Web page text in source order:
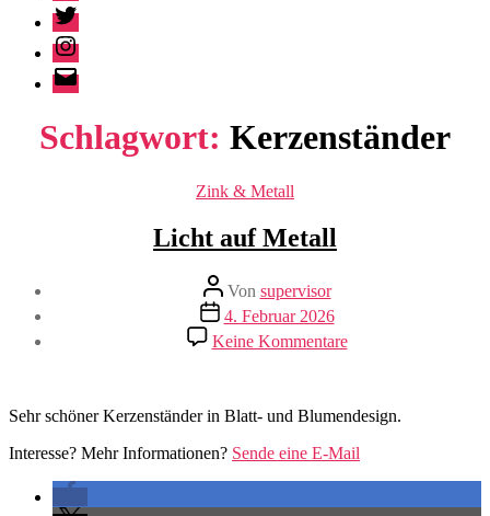
Twitter
Instagram
E-
Mail
Schlagwort: Kerzenständer
Kategorien
Zink & Metall
Licht auf Metall
Beitragsautor
Von supervisor
Veröffentlichungsdatum
4. Februar 2026
Keine Kommentarezu
Licht
Sehr schöner Kerzenständer in Blatt- und Blumendesign.
Interesse? Mehr Informationen? Sende eine E-Mail